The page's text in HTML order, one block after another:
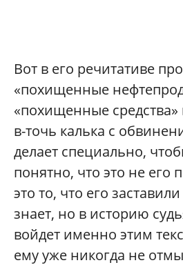
Вот в его речитативе
«похищенные
«похищенные
в-точь калька с
делает специально,
понятно, что это не его
это то, что его
знает, но в историю
войдет именно этим
ему уже никогда не